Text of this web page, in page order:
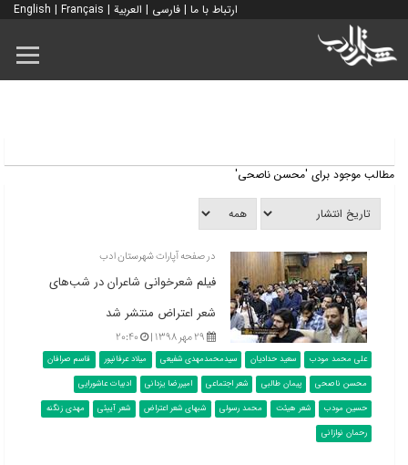
ارتباط با ما | فارسی | العربية |
English | Français
مطالب موجود برای 'محسن ناصحی'
در صفحه آپارات شهرستان ادب
فیلم شعرخوانی شاعران در شب‌های
شعر اعتراض منتشر شد
۲۹ مهر ۱۳۹۸ | ۲۰:۴۰
علی محمد مودب سعید حدادیان سیدمحمدمهدی شفیعی میلاد عرفانپور
قاسم صرافان
محسن ناصحی
پیمان طالبی شعر اجتماعی امیررضا یزدانی
ادبیات عاشورایی
حسین مودب
شعر هیئت محمد رسولی شبهای شعر اعتراض شعر آییئی
مهدی زنگنه
رحمان نوازانی